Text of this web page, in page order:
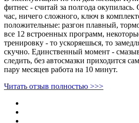
фитнес - считай за полгода окупилась.
час, ничего сложного, ключ в
положительные: разгон плавный,
все 12 встроенных программ,
тренировку - то ускоряешься, то
скучно. Единственный момент -
следить, без автосмазки приходится
пару месяцев работа на 10 минут.
Читать отзыв полностью >>>